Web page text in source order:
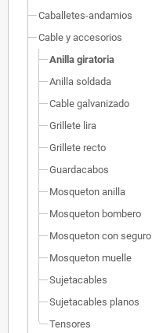
Caballetes-andamios
Cable y accesorios
Anilla giratoria
Anilla soldada
Cable galvanizado
Grillete lira
Grillete recto
Guardacabos
Mosqueton anilla
Mosqueton bombero
Mosqueton con seguro
Mosqueton muelle
Sujetacables
Sujetacables planos
Tensores